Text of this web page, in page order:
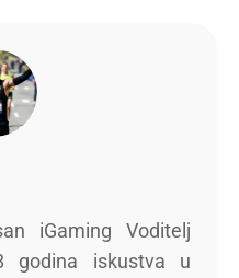
iGaming Voditelj
godina iskustva u